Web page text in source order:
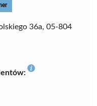
36a, 05-804